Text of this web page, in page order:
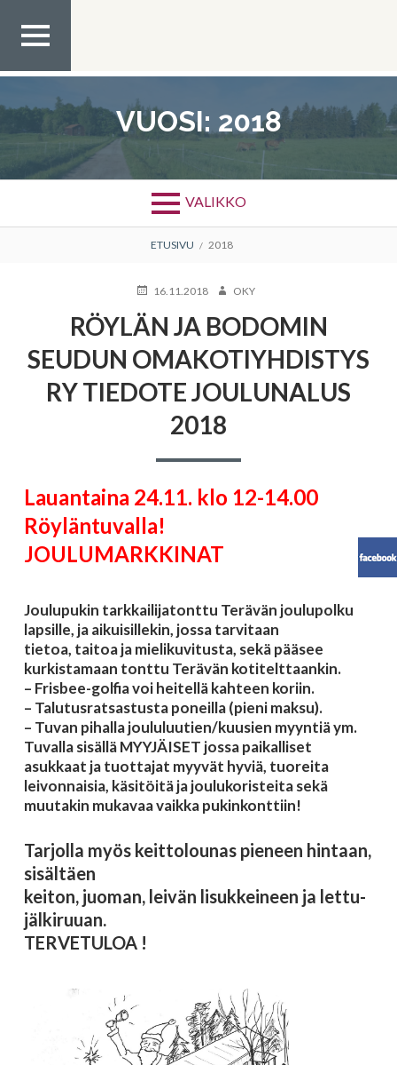
sisältöön
YLÄV
O
VUOSI: 2018
VALIKKO
MURUPOLKU
ETUSIVU 2018
JULKAISTU
16.11.2018 KIRJOITTAJA
OKY
RÖYLÄN JA BODOMIN
SEUDUN OMAKOTIYHDISTYS
RY TIEDOTE JOULUNALUS
2018
Lauantaina 24.11. klo 12-14.00
Röyläntuvalla!
JOULUMARKKINAT
Joulupukin tarkkailijatonttu Terävän joulupolku
lapsille, ja aikuisillekin, jossa tarvitaan
tietoa, taitoa ja mielikuvitusta, sekä pääsee
kurkistamaan tonttu Terävän kotitelttaankin.
– Frisbee-golfia voi heitellä kahteen koriin.
– Talutusratsastusta poneilla (pieni maksu).
– Tuvan pihalla joululuutien/kuusien myyntiä ym.
Tuvalla sisällä MYYJÄISET jossa paikalliset
asukkaat ja tuottajat myyvät hyviä, tuoreita
leivonnaisia, käsitöitä ja joulukoristeita sekä
muutakin mukavaa vaikka pukinkonttiin!
Tarjolla myös keittolounas pieneen hintaan,
sisältäen
keiton, juoman, leivän lisukkeineen ja lettu-
jälkiruuan.
TERVETULOA !